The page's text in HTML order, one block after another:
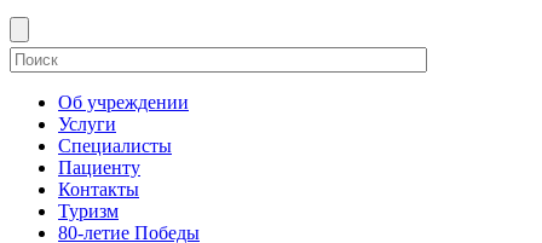
Об учреждении
Услуги
Специалисты
Пациенту
Контакты
Туризм
80-летие Победы